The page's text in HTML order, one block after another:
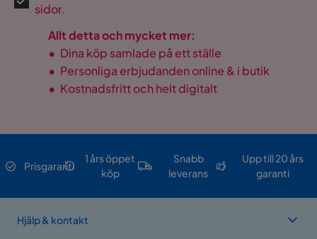
sidor.
Allt detta och mycket mer:
• Dina köp samlade på ett ställe
• Personliga erbjudanden online & i butik
• Kostnadsfritt och helt digitalt
Prisgaranti
1 års öppet
köp
Snabb
leverans
Upp till 20 års
garanti
Hjälp & kontakt